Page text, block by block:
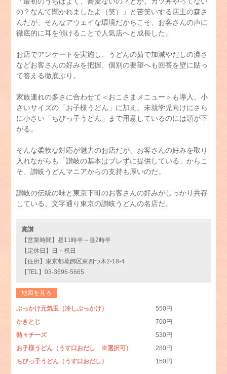
の？なんて聞かれましたよ（笑）」と苦笑いする店主の森さ
んだが、そんなアウェイな環境だからこそ、お客さんの声に
徹底的に耳を傾けることで人気店へと成長した。
お店でアンケートを実施し、うどんの茹で加減やだしの濃さ
などお客さんの好みを把握、個別の要望へも回答を壁に貼っ
て答える徹底ぶり。
家族連れの多さに合わせて＜おこさまメニュー＞も導入。小
さいサイズの「お子様うどん」に加え、未就学児向けにさら
に小さい「ちびっ子うどん」まで用意しているのには頭が下
がる。
そんな柔軟な対応が魅力のお店だが、お客さんの好みを取り
入れながらも「讃岐の基本はブレずに提供している」からこ
そ、讃岐うどんマニアからの支持も厚いのだ。
讃岐の伝統の味と東京下町のお客さんの好みがしっかり共存
している、文字通り東京の讃岐うどんの名店だ。
賞讃
【営業時間】昼11時半～昼2時半
【定休日】日・祝日
【住所】東京都葛飾区東四つ木2-18-4
【TEL】03-3696-5665
地図を見る
ぶっかけ元気玉（冷しぶっかけ）
550円
かきとじ
700円
熱々チーズ
530円
お子様うどん（うす口おだし ※選択可）
280円
ちびっ子うどん（うす口おだし）
150円